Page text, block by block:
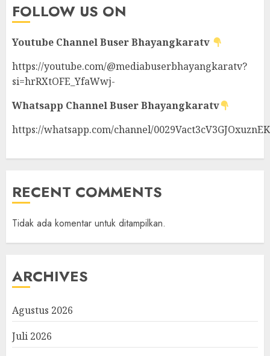
FOLLOW US ON
Youtube ChannelBuser Bhayangkaratv
https://youtube.com/@mediabuserbhayangkaratv?
si=hrRXtOFE_YfaWwj-
Whatsapp ChannelBuser Bhayangkaratv
https://whatsapp.com/channel/
RECENT COMMENTS
Tidak ada komentar untuk ditampilkan.
ARCHIVES
Agustus 2026
Juli 2026